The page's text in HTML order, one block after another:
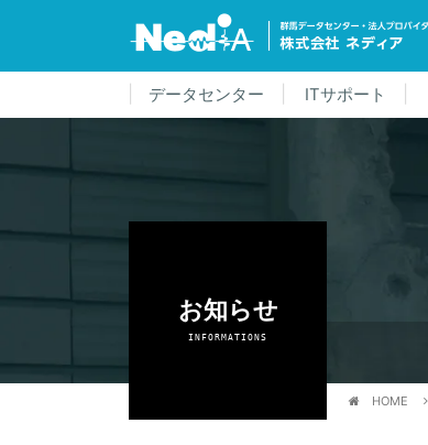
データセンター ITサポート
お知らせ
INFORMATIONS
HOME